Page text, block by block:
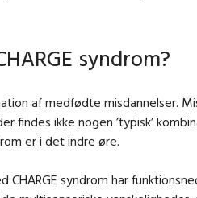
syndrom?
af medfødte misdannelser.
findes ikke nogen ’typisk’
er i det indre øre.
CHARGE syndrom har